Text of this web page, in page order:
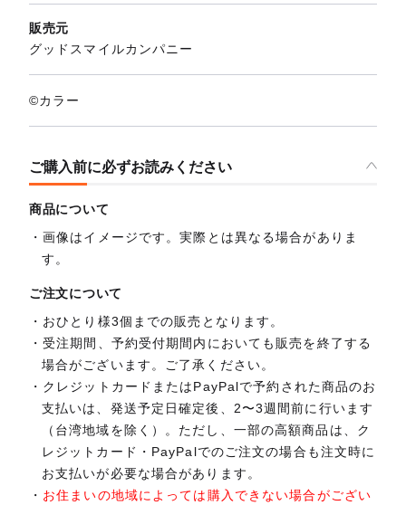
販売元
グッドスマイルカンパニー
©カラー
ご購入前に必ずお読みください
商品について
画像はイメージです。実際とは異なる場合がありま
す。
ご注文について
おひとり様3個までの販売となります。
受注期間、予約受付期間内においても販売を終了する
場合がございます。ご了承ください。
クレジットカードまたはPayPalで予約された商品のお
支払いは、発送予定日確定後、2〜3週間前に行います
（台湾地域を除く）。ただし、一部の高額商品は、ク
レジットカード・PayPalでのご注文の場合も注文時に
お支払いが必要な場合があります。
お住まいの地域によっては購入できない場合がござい